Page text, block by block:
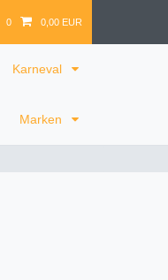
0 0,00 EUR
Karneval
Marken